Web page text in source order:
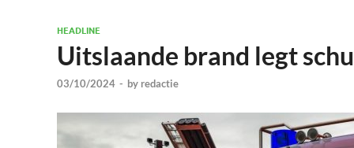
HEADLINE
Uitslaande brand legt
03/10/2024 - by redactie